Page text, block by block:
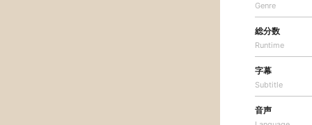
Genre
総分数
Runtime
字幕
Subtitle
音声